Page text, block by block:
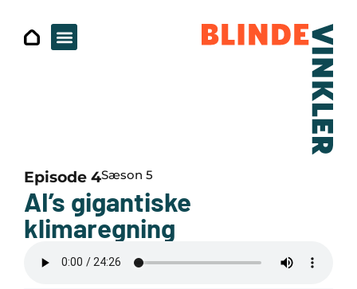
Episode 4Sæson 5
AI’s gigantiske
klimaregning